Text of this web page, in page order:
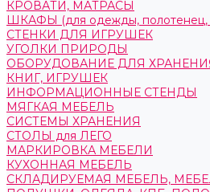
КРОВАТИ, МАТРАСЫ
ШКАФЫ (для одежды, полотенец,
СТЕНКИ ДЛЯ ИГРУШЕК
УГОЛКИ ПРИРОДЫ
ОБОРУДОВАНИЕ ДЛЯ
КНИГ, ИГРУШЕК
ИНФОРМАЦИОННЫЕ СТЕНДЫ
МЯГКАЯ МЕБЕЛЬ
СИСТЕМЫ ХРАНЕНИЯ
СТОЛЫ для ЛЕГО
МАРКИРОВКА МЕБЕЛИ
КУХОННАЯ МЕБЕЛЬ
СКЛАДИРУЕМАЯ МЕБЕЛЬ,